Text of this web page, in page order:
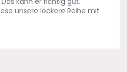
unsere lockere Reihe mit